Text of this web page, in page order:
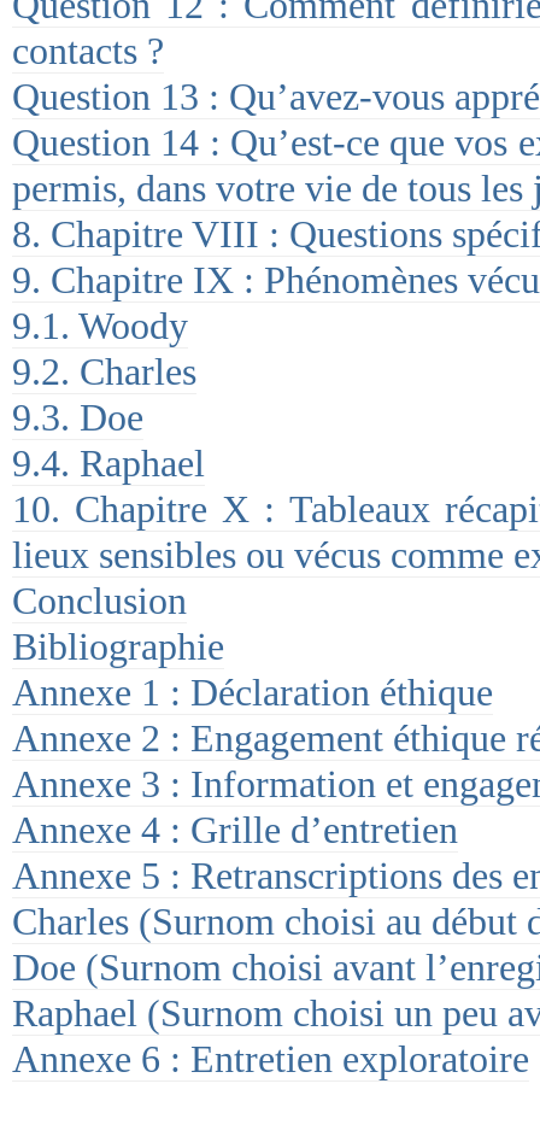
contacts ?
Question 13 : Qu’avez-vous
Question 14 : Qu’est-ce que vos
permis, dans votre vie de tous les
8. Chapitre VIII : Questions
9. Chapitre IX : Phénomènes
9.1. Woody
9.2. Charles
9.3. Doe
9.4. Raphael
10. Chapitre X : Tableaux
lieux sensibles ou vécus comme
Conclusion
Bibliographie
Annexe 1 : Déclaration éthique
Annexe 2 : Engagement éthique
Annexe 3 : Information et
Annexe 4 : Grille d’entretien
Annexe 5 : Retranscriptions des
Charles (Surnom choisi au début
Doe (Surnom choisi avant
Raphael (Surnom choisi un peu
Annexe 6 : Entretien exploratoire